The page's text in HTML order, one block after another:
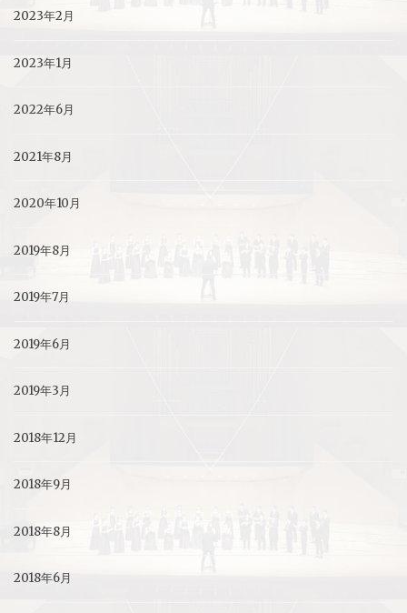
2023年2月
2023年1月
2022年6月
2021年8月
2020年10月
2019年8月
2019年7月
2019年6月
2019年3月
2018年12月
2018年9月
2018年8月
2018年6月